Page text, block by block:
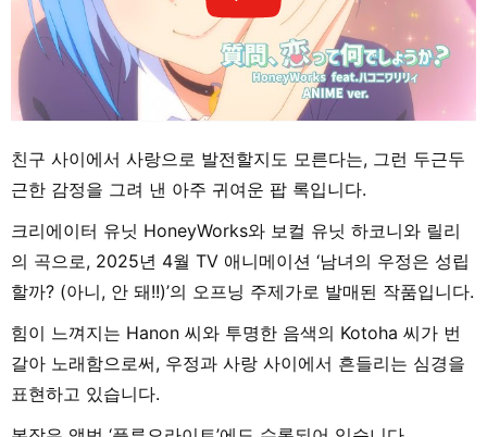
친구 사이에서 사랑으로 발전할지도 모른다는, 그런 두근두
근한 감정을 그려 낸 아주 귀여운 팝 록입니다.
크리에이터 유닛 HoneyWorks와 보컬 유닛 하코니와 릴리
의 곡으로, 2025년 4월 TV 애니메이션 ‘남녀의 우정은 성립
할까? (아니, 안 돼!!)’의 오프닝 주제가로 발매된 작품입니다.
힘이 느껴지는 Hanon 씨와 투명한 음색의 Kotoha 씨가 번
갈아 노래함으로써, 우정과 사랑 사이에서 흔들리는 심경을
표현하고 있습니다.